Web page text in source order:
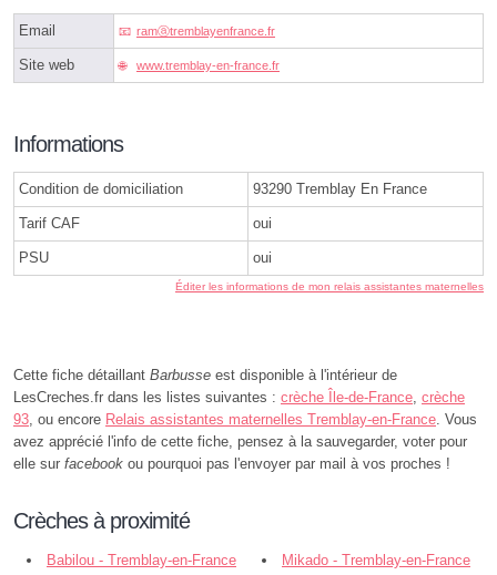
Email ramⓐtremblayenfrance.fr
Site web www.tremblay-en-france.fr
Informations
Condition de domiciliation 93290 Tremblay En France
Tarif CAF oui
PSU oui
Éditer les informations de mon relais assistantes maternelles
Cette fiche détaillant Barbusse est disponible à l'intérieur de
LesCreches.fr dans les listes suivantes : crèche Île-de-France, crèche
93, ou encore Relais assistantes maternelles Tremblay-en-France. Vous
avez apprécié l'info de cette fiche, pensez à la sauvegarder, voter pour
elle sur facebook ou pourquoi pas l'envoyer par mail à vos proches !
Crèches à proximité
Babilou - Tremblay-en-France Mikado - Tremblay-en-France